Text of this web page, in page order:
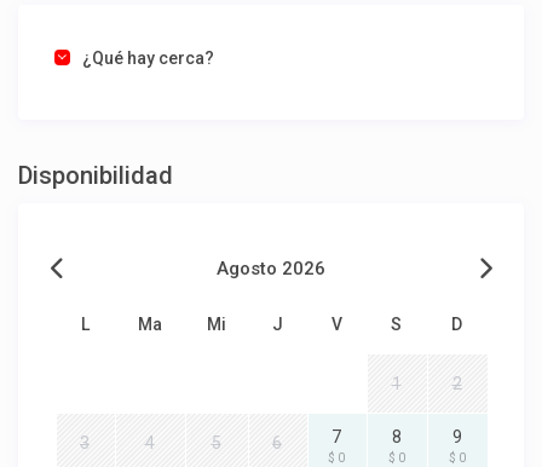
¿Qué hay cerca?
Disponibilidad
Agosto 2026
L Ma Mi J V S D
1 2
3 4 5 6 7
$ 0
8
$ 0
9
$ 0